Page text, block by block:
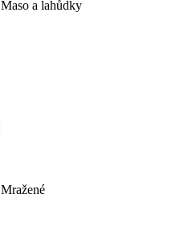
Maso a lahůdky
Mražené